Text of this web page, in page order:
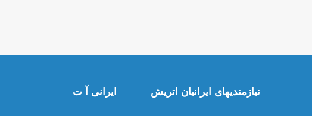
ایرانی آ ت نیازمندیهای ایرانیان اتریش